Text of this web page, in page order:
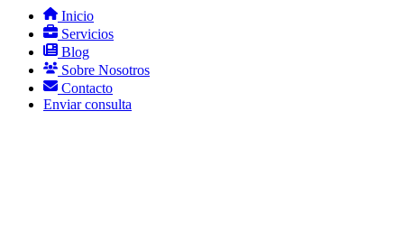
Inicio
Servicios
Blog
Sobre Nosotros
Contacto
Enviar consulta